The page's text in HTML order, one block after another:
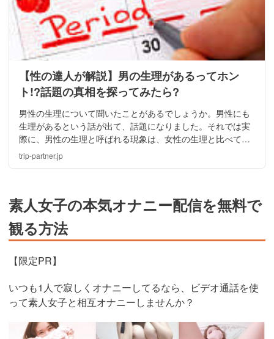
【性の達人が解説】男の生理があるってホン
ト!?話題の真相を探ってみたら?
男性の生理について聞いたことがあるでしょうか。男性にも
生理があるという話が出て、話題になりました。それでは実
際に、男性の生理と呼ばれる現象は、女性の生理と比べて、
どう違うのでしょうか。今回は、男性の生理の真相について
解説していきます。
trip-partner.jp
素人女子の本気オナニー配信を無料で
観る方法
【限定PR】
いつも1人で寂しくオナニーしてるなら、ビデオ通話を使
って素人女子と相互オナニーしませんか？
https://www.j-